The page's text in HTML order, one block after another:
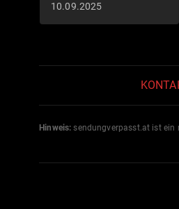
Dok 1
10.09.2025
Hinweis: sendungverpasst.at ist ein